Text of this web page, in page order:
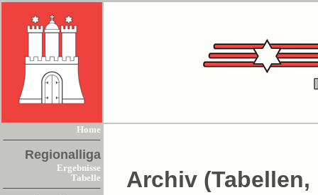
Home
Regionalliga
Ergebnisse
Tabelle
Archiv